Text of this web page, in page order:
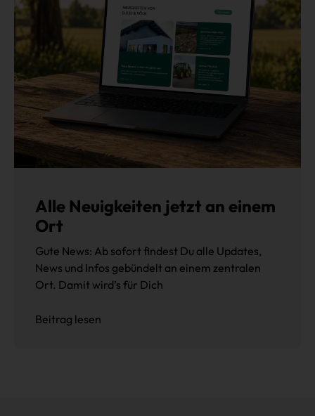
Alle Neuigkeiten jetzt an einem
Ort
Gute News: Ab sofort findest Du alle Updates,
News und Infos gebündelt an einem zentralen
Ort. Damit wird’s für Dich
Beitrag lesen